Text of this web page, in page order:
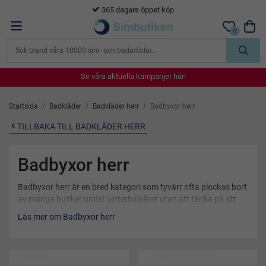
365 dagars öppet köp
0
Se våra aktuella kampanjer här!
Se våra aktuella kampanjer här!
Se våra aktuella kampanjer här!
Se våra aktuella kampanjer här!
Startsida / Badkläder / Badkläder herr / Badbyxor herr
TILLBAKA TILL BADKLÄDER HERR
Badbyxor herr
Badbyxor herr är en bred kategori som tyvärr ofta plockas bort
av många butiker under vinterhalvåret utan att tänka på att
man kan behöva badbyxor herr året om. Många män badar på
badhus, i badtunnan eller utomlands även under de kalla
Läs mer om Badbyxor herr